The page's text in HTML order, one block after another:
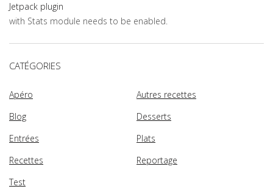
Jetpack plugin
with Stats module needs to be enabled.
CATÉGORIES
Apéro
Autres recettes
Blog
Desserts
Entrées
Plats
Recettes
Reportage
Test